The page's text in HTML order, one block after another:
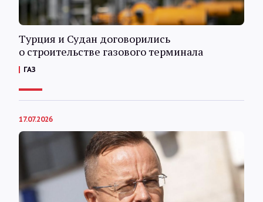
Турция и Судан договорились
о строительстве газового терминала
ГАЗ
17.07.2026